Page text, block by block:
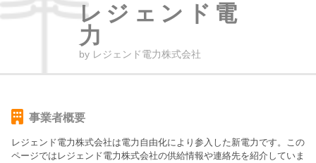
レジェンド電
力
by レジェンド電力株式会社
事業者概要
レジェンド電力株式会社は電力自由化により参入した新電力です。この
ページでは レジェンド電力株式会社の供給情報や連絡先を紹介していま